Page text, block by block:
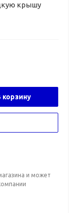
крышу
корзину
и может